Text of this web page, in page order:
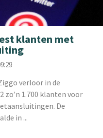
klanten met
verloor in de
zo’n 1.700 klanten voor
De
in ...